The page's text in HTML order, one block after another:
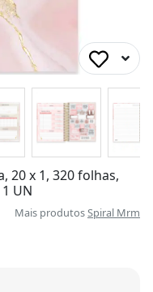
20 x 1, 320 folhas,
UN
Mais produtosSpiral Mrm